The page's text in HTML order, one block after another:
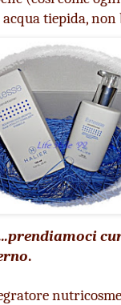
tiepida, non
.